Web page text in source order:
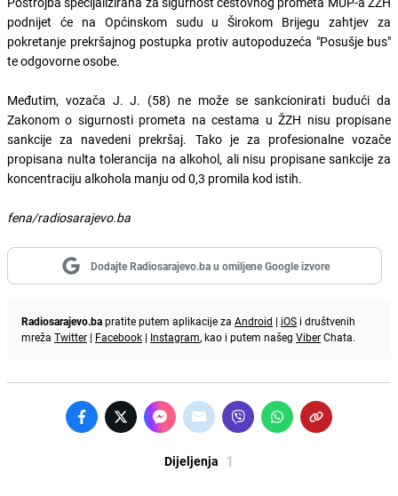
podnijet će na Općinskom sudu u Širokom Brijegu zahtjev za
pokretanje prekršajnog postupka protiv autopoduzeća "Posušje bus"
te odgovorne osobe.
Međutim, vozača J. J. (58) ne može se sankcionirati budući da
Zakonom o sigurnosti prometa na cestama u ŽZH nisu propisane
sankcije za navedeni prekršaj. Tako je za profesionalne vozače
propisana nulta tolerancija na alkohol, ali nisu propisane sankcije za
koncentraciju alkohola manju od 0,3 promila kod istih.
fena/radiosarajevo.ba
Dodajte Radiosarajevo.ba u omiljene Google izvore
Radiosarajevo.bapratite putem aplikacije za Android | iOS i društvenih
mreža Twitter | Facebook | Instagram, kao i putem našeg ViberChata.
Dijeljenja 1